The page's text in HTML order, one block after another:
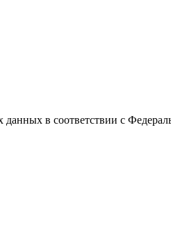
в соответствии с